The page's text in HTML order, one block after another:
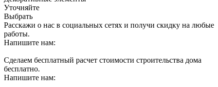
Уточняйте
Выбрать
Расскажи о нас в социальных сетях и получи скидку на любые
работы.
Напишите нам:
Сделаем бесплатный расчет стоимости строительства дома
бесплатно.
Напишите нам: